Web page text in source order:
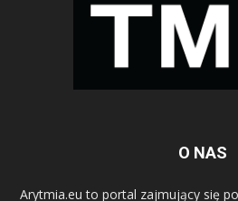
O NAS
Arytmia.eu to portal zajmujący się